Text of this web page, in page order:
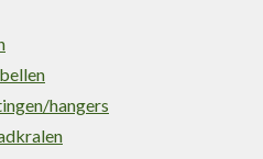
hangers